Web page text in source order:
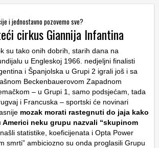
i jednostavno pozovemo sve?
cirkus Giannija Infantina
su tako onih dobrih, starih dana na
u Engleskoj 1966. nedjeljni finalisti
i Španjolska u Grupi 2 igrali još i sa
Beckenbauerovom Zapadnom
– u Grupi 1, samo podsjećam, tada
i Francuska – sportski će novinari
mozak morati rastegnuti do jaja kako
neku grupu nazvali “skupinom
našli statistike, koeficijenata i Opta Power
smrti” ambiciozno su onda proglasili Grupu